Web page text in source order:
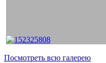
Посмотреть всю галерею